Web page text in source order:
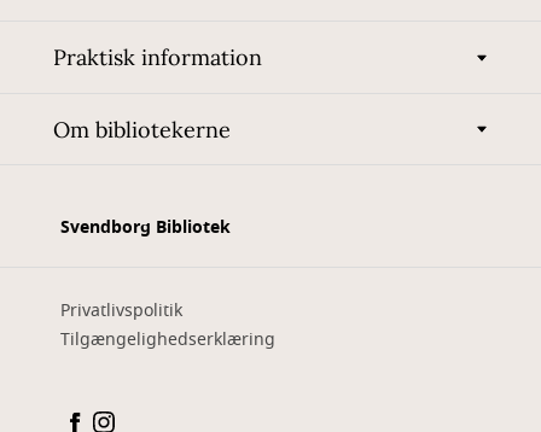
Praktisk information
Om bibliotekerne
Svendborg Bibliotek
Privatlivspolitik
Tilgængelighedserklæring